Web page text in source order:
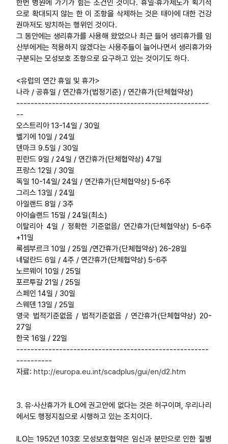
한번 병원에 가기가 힘든 조건인 것이다. 휴일·휴가제도가 획기적
으로 확대되지 않는 한 이 조항을 삭제하는 것은 태아에 대한 건강
권마저도 방치하는 행위인 것이다.
그 동안에는 생리휴가를 사용해 왔었으나 최근 들어 생리휴가를 임
산부에게는 적용하지 않겠다는 사용주들이 늘어나면서 생리휴가와
구분되는 모성보호 조항으로 요구하고 있는 것이기도 하다.
<유럽의 연간 휴일 및 휴가>
나라 / 공휴일 / 연간휴가(법정기준) / 연간휴가(단체협약상)
------------------------------------------------------
--
오스트리아 13-14일 / 30일
벨기에 10일 / 24일
덴마크 9.5일 / 30일
핀란드 9일 / 24일 / 연간휴가(단체협약상) 47일
프랑스 12일 / 30일
독일 10-14일/ 24일 / 연간휴가(단체협약상) 5-6주
그리스 13일 / 24일
아일랜드 8일 / 3주
아이슬랜드 15일 / 24일(최소)
이탈리아 4일 / 정확한 기준없음/ 연간휴가(단체협약상) 5-6주
+11일
룩셈부르크 10일 / 25일 /연간휴가(단체협약상) 26-28일
네덜란드 6일 / 4주 / 연간휴가(단체협약상) 5-6주
노르웨이 10일 / 25일
포르투갈 21일 / 25일
스페인 14일 / 30일
스웨덴 13일 / 25일
영국 법적기준없음 / 법적기준없음 / 연간휴가(단체협약상) 20-
27일
한국 16일 / 22일
------------------------------------------------------
----------
자료: http://europa.eu.int/scadplus/gui/en/d2.htm
3. 유·사산휴가가 ILO에 권고안에 없다는 것은 허구이며, 우리나리
에서도 행정지침으로 시행하고 있는 조치이다.
ILO는 1952년 103호 모성보호협약은 임신과 분만으로 인한 질병